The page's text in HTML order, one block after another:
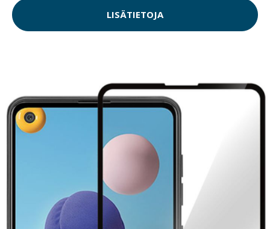
LISÄTIETOJA